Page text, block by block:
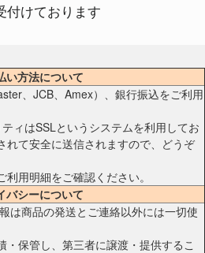
付けております
い方法について
、JCB、Amex）、銀行振込をご利用
ィはSSLというシステムを利用してお
れて安全に送信されますので、どうぞ
用明細をご確認ください。
バシーについて
は商品の発送とご連絡以外には一切使
・保管し、第三者に譲渡・提供するこ